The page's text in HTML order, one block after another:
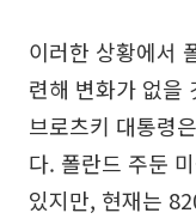
이러한 상황에서
련해 변화가 없을
브로츠키 대통령
다. 폴란드 주둔
있지만, 현재는